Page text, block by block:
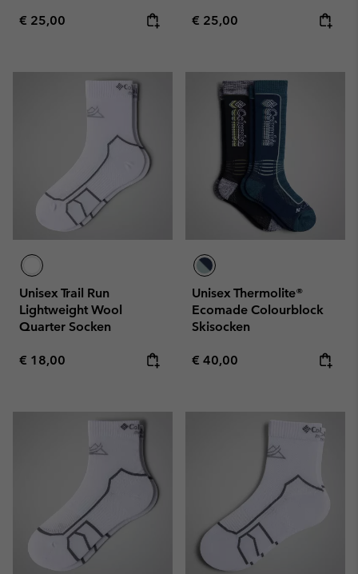
Regular price:
€ 25,00 Regular price:
€ 25,00
Unisex Trail Run
Lightweight Wool
Quarter Socken
Regular price:
€ 18,00
Unisex Thermolite®
Ecomade Colourblock
Skisocken
Regular price:
€ 40,00